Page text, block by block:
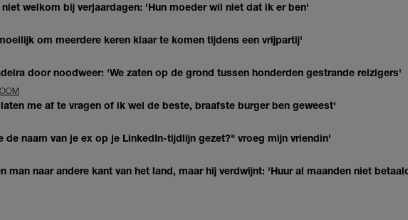
welkom bij verjaardagen: 'Hun moeder wil niet dat ik er ben'
om meerdere keren klaar te komen tijdens een vrijpartij'
door noodweer: 'We zaten op de grond tussen honderden gestrande reizigers'
me af te vragen of ik wel de beste, braafste burger ben geweest'
de naam van je ex op je LinkedIn-tijdlijn gezet?" vroeg mijn vriendin'
man naar andere kant van het land, maar hij verdwijnt: 'Huur al maanden niet